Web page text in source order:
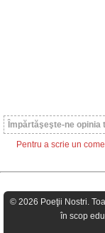
Împărtăşeşte-ne opinia
Pentru a scrie un
© 2026 Poeţii Nostri.
în scop